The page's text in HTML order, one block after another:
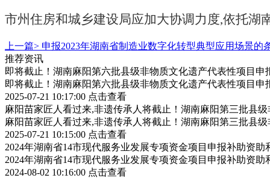
市州住房和城乡建设局应加大协调力度,依托湖
上一篇> 申报2023年湖南省制造业数字化转型典型应用场景的
推荐资讯
即将截止！湖南麻阳第六批县级非物质文化遗产代表性项目
即将截止！湖南麻阳第六批县级非物质文化遗产代表性项目
2025-07-21 10:17:00 点击查看
麻阳苗家匠人看过来,非遗传承人将截止！湖南麻阳第三批县
麻阳苗家匠人看过来,非遗传承人将截止！湖南麻阳第三批县
2025-07-21 10:15:00 点击查看
2024年湖南省14市现代服务业发展专项资金项目申报补助资
2024年湖南省14市现代服务业发展专项资金项目申报补助资
2024-08-02 10:16:00 点击查看